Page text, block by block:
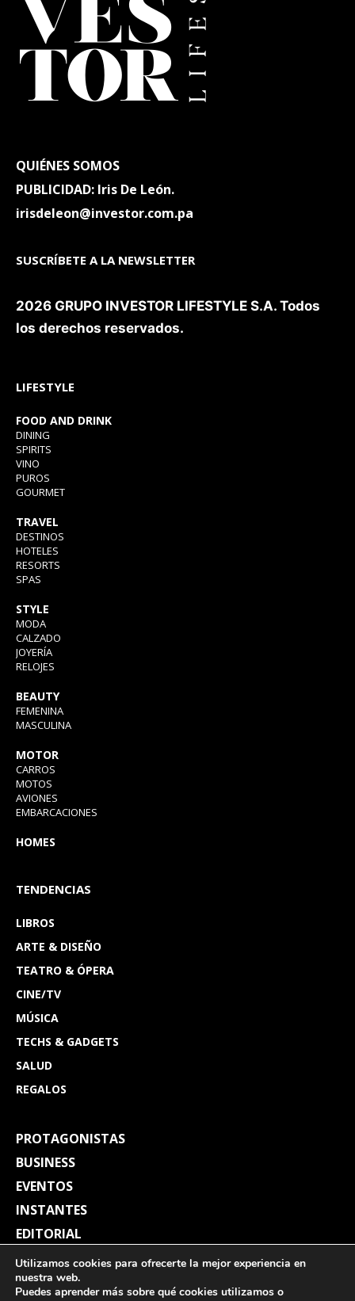
QUIÉNES SOMOS
PUBLICIDAD: Iris De León.
irisdeleon@investor.com.pa
SUSCRÍBETE A LA NEWSLETTER
2026 GRUPO INVESTOR LIFESTYLE S.A. Todos
los derechos reservados.
LIFESTYLE
FOOD AND DRINK
DINING
SPIRITS
VINO
PUROS
GOURMET
TRAVEL
DESTINOS
HOTELES
RESORTS
SPAS
STYLE
MODA
CALZADO
JOYERÍA
RELOJES
BEAUTY
FEMENINA
MASCULINA
MOTOR
CARROS
MOTOS
AVIONES
EMBARCACIONES
HOMES
TENDENCIAS
LIBROS
ARTE & DISEÑO
TEATRO & ÓPERA
CINE/TV
MÚSICA
TECHS & GADGETS
SALUD
REGALOS
PROTAGONISTAS
BUSINESS
EVENTOS
INSTANTES
EDITORIAL
REVISTAS
Utilizamos cookies para ofrecerte la mejor experiencia en
nuestra web.
Puedes aprender más sobre qué cookies utilizamos o